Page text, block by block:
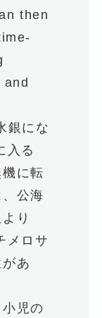
then
and
銀にな
入る
に転
公海
り
メロサ
あ
児の